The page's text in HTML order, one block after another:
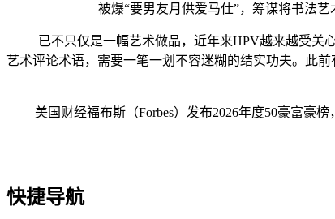
被爆“要男友月供爱马仕”，筹谋将书法
已不只仅是一幅艺术做品，近年来HPV越来越受关心
艺术评论术语，需要一笔一划不容迷糊的结实功夫。此
美国财经福布斯（Forbes）发布2026年度50豪富豪榜
快捷导航